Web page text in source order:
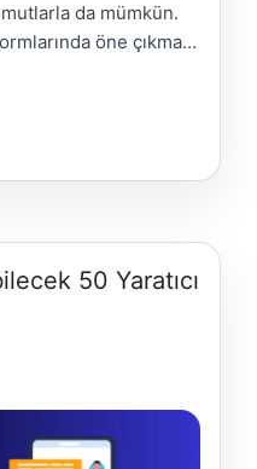
da mümkün.
öne çıkmak
Ancak işin
en etkili fark; içerik …
50 Yaratıcı